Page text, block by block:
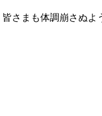
皆さまも体調崩さぬよ